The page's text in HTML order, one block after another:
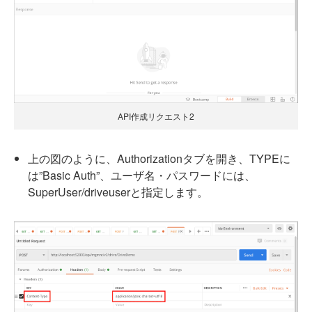
API作成リクエスト2
上の図のように、Authorizationタブを開き、TYPEに
は”Basic Auth”、ユーザ名・パスワードには、
SuperUser/driveuserと指定します。